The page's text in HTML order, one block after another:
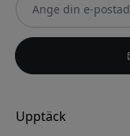
Upptäck